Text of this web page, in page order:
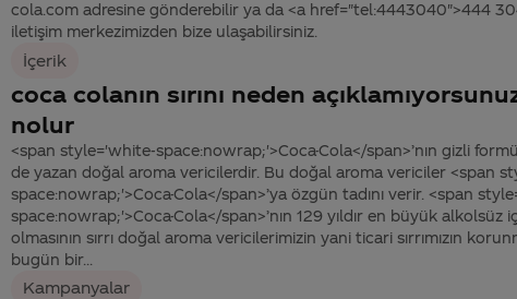
cola.com adresine gönderebilir ya da <a href="tel:4443040">444
iletişim merkezimizden bize ulaşabilirsiniz.
İçerik
coca colanın sırını neden
nolur
<span style='white-space:nowrap;'>Coca-Cola</span>’nın gizli
de yazan doğal aroma vericilerdir. Bu doğal aroma vericiler <span
space:nowrap;'>Coca-Cola</span>’ya özgün tadını verir. <span
space:nowrap;'>Coca-Cola</span>’nın 129 yıldır en büyük alkolsüz
olmasının sırrı doğal aroma vericilerimizin yani ticari sırrımızın
bugün bir...
Kampanyalar